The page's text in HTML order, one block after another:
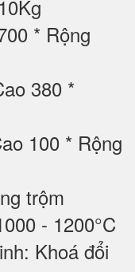
* Rộng
380 *
100 * Rộng
trộm
- 1200°C
Khoá đổi